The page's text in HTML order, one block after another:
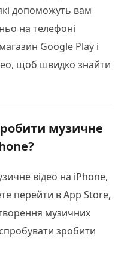
допоможуть вам
на телефоні
Google Play і
щоб швидко знайти
музичне
відео на iPhone,
перейти в App Store,
музичних
зробити